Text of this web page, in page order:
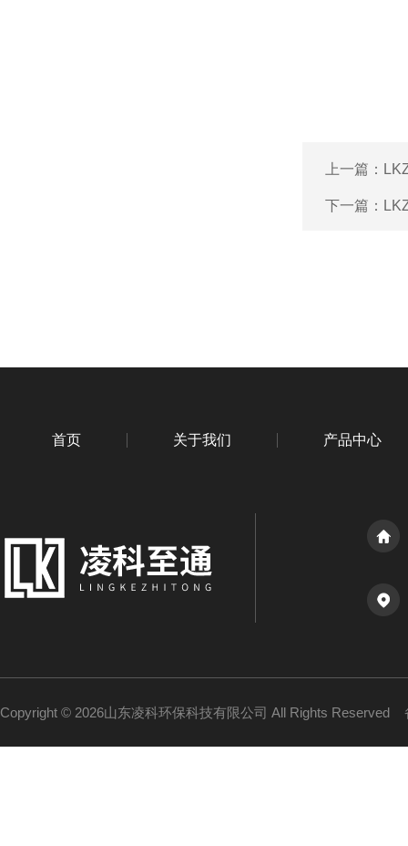
上一篇：
下一篇：
首页 关于我们 产品中心
Copyright © 2026山东凌科环保科技有限公司 All Rights Reserved